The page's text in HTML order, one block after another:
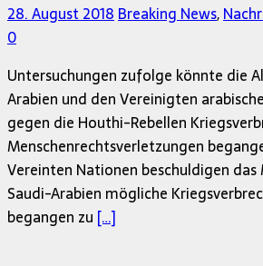
28. August 2018 Breaking News,
0
Untersuchungen zufolge könnte die
Arabien und den Vereinigten
gegen die Houthi-Rebellen
Menschenrechtsverletzungen
Vereinten Nationen beschuldigen
Saudi-Arabien mögliche
begangen zu […]